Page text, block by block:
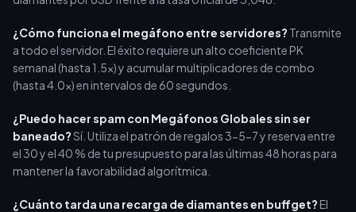
¿Cómo funciona el megáfono entre servidores? Transmite
a todo el servidor. El éxito requiere un alto coeficiente PK
semanal (hasta 1.5x) y acumular multiplicadores de combo
(hasta 4.0x) en intervalos de 60 segundos.
¿Puedo hacer spam con Megáfonos Globales sin ser
baneado?Sí. Utiliza el patrón de regalos 3-5-7 y reserva entre
el 30 y el 40 % de tu presupuesto para las últimas 48 horas para
mantener la favorabilidad algorítmica.
¿Cuánto tarda una recarga de diamantes en buffget?El